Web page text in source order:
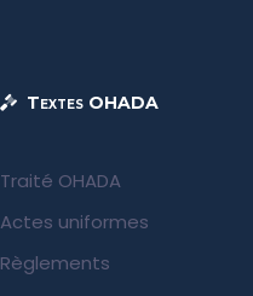
Textes OHADA
Traité OHADA
Actes uniformes
Règlements